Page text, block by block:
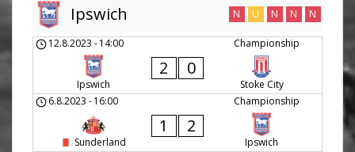
Ipswich
N U N N N
Championship
12.8.2023 -14:00
Ipswich
2 0
Stoke City
Championship
6.8.2023 -16:00
Sunderland
1 2
Ipswich